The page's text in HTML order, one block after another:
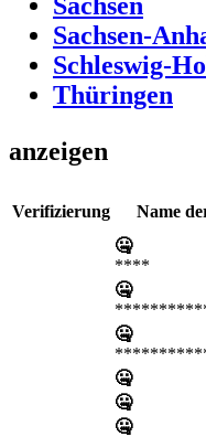
Sachsen-
Schleswig-
Thüringen
anzeigen
Verifizierung Name
🤐
****
🤐
🤐
🤐
🤐
🤐